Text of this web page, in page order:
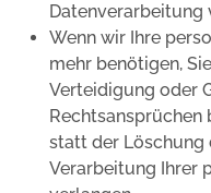
Datenverarbeitung
Wenn wir Ihre
mehr benötigen,
Verteidigung oder
Rechtsansprüchen
statt der Löschung
Verarbeitung Ihrer